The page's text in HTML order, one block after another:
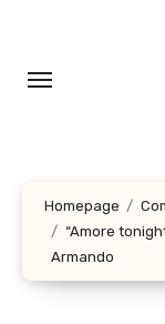
contenuto
Homepage
“Amore
Armando